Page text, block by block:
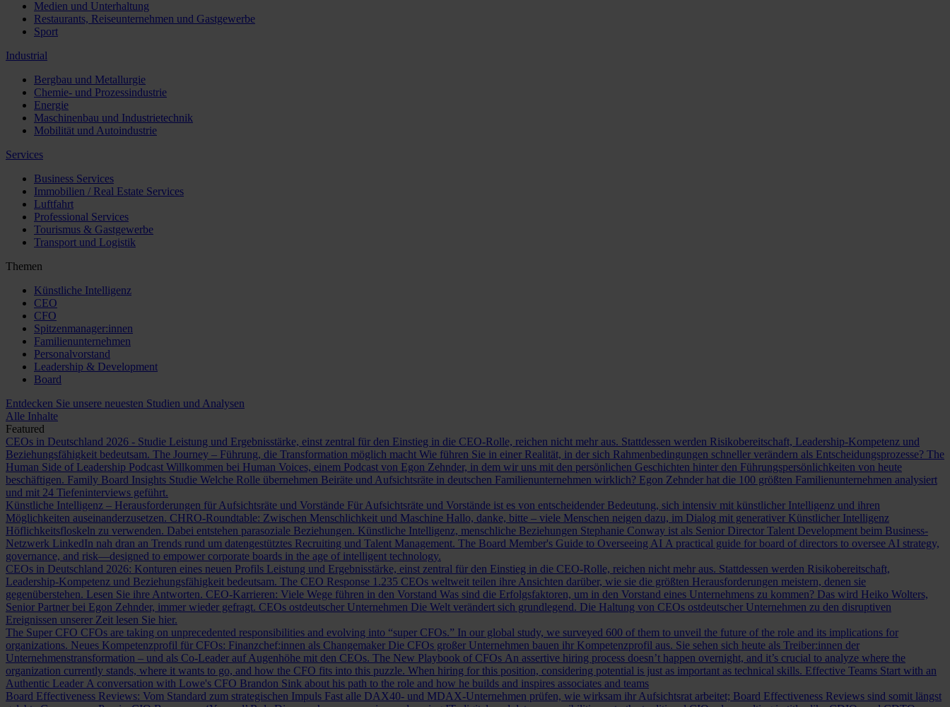
Medien und Unterhaltung
Restaurants, Reiseunternehmen und Gastgewerbe
Sport
Industrial
Bergbau und Metallurgie
Chemie- und Prozessindustrie
Energie
Maschinenbau und Industrietechnik
Mobilität und Autoindustrie
Services
Business Services
Immobilien / Real Estate Services
Luftfahrt
Professional Services
Tourismus & Gastgewerbe
Transport und Logistik
Themen
Künstliche Intelligenz
CEO
CFO
Spitzenmanager:innen
Familienunternehmen
Personalvorstand
Leadership & Development
Board
Entdecken Sie unsere neuesten Studien und Analysen
Alle Inhalte
Featured
CEOs in Deutschland 2026 - Studie Leistung und Ergebnisstärke, einst zentral für den Einstieg in die CEO-Rolle, reichen nicht mehr aus. Stattdessen werden Risikobereitschaft, Leadership-Kompetenz und
Beziehungsfähigkeit bedeutsam. The Journey – Führung, die Transformation möglich macht Wie führen Sie in einer Realität, in der sich Rahmenbedingungen schneller verändern als Entscheidungsprozesse? The
Human Side of Leadership Podcast Willkommen bei Human Voices, einem Podcast von Egon Zehnder, in dem wir uns mit den persönlichen Geschichten hinter den Führungspersönlichkeiten von heute
beschäftigen. Family Board Insights Studie Welche Rolle übernehmen Beiräte und Aufsichtsräte in deutschen Familienunternehmen wirklich? Egon Zehnder hat die 100 größten Familienunternehmen analysiert
und mit 24 Tiefeninterviews geführt.
Künstliche Intelligenz – Herausforderungen für Aufsichtsräte und Vorstände Für Aufsichtsräte und Vorstände ist es von entscheidender Bedeutung, sich intensiv mit künstlicher Intelligenz und ihren
Möglichkeiten auseinanderzusetzen. CHRO-Roundtable: Zwischen Menschlichkeit und Maschine Hallo, danke, bitte – viele Menschen neigen dazu, im Dialog mit generativer Künstlicher Intelligenz
Höflichkeitsfloskeln zu verwenden. Dabei entstehen parasoziale Beziehungen. Künstliche Intelligenz, menschliche Beziehungen Stephanie Conway ist als Senior Director Talent Development beim Business-
Netzwerk LinkedIn nah dran an Trends rund um datengestütztes Recruiting und Talent Management. The Board Member's Guide to Overseeing AI A practical guide for board of directors to oversee AI strategy,
governance, and risk—designed to empower corporate boards in the age of intelligent technology.
CEOs in Deutschland 2026: Konturen eines neuen Profils Leistung und Ergebnisstärke, einst zentral für den Einstieg in die CEO-Rolle, reichen nicht mehr aus. Stattdessen werden Risikobereitschaft,
Leadership-Kompetenz und Beziehungsfähigkeit bedeutsam. The CEO Response 1.235 CEOs weltweit teilen ihre Ansichten darüber, wie sie die größten Herausforderungen meistern, denen sie
gegenüberstehen. Lesen Sie ihre Antworten. CEO-Karrieren: Viele Wege führen in den Vorstand Was sind die Erfolgsfaktoren, um in den Vorstand eines Unternehmens zu kommen? Das wird Heiko Wolters,
Senior Partner bei Egon Zehnder, immer wieder gefragt. CEOs ostdeutscher Unternehmen Die Welt verändert sich grundlegend. Die Haltung von CEOs ostdeutscher Unternehmen zu den disruptiven
Ereignissen unserer Zeit lesen Sie hier.
The Super CFO CFOs are taking on unprecedented responsibilities and evolving into “super CFOs.” In our global study, we surveyed 600 of them to unveil the future of the role and its implications for
organizations. Neues Kompetenzprofil für CFOs: Finanzchef:innen als Changemaker Die CFOs großer Unternehmen bauen ihr Kompetenzprofil aus. Sie sehen sich heute als Treiber:innen der
Unternehmenstransformation – und als Co-Leader auf Augenhöhe mit den CEOs. The New Playbook of CFOs An assertive hiring process doesn’t happen overnight, and it’s crucial to analyze where the
organization currently stands, where it wants to go, and how the CFO fits into this puzzle. When hiring for this position, considering potential is just as important as technical skills. Effective Teams Start with an
Authentic Leader A conversation with Lowe's CFO Brandon Sink about his path to the role and how he builds and inspires associates and teams
Board Effectiveness Reviews: Vom Standard zum strategischen Impuls Fast alle DAX40- und MDAX-Unternehmen prüfen, wie wirksam ihr Aufsichtsrat arbeitet; Board Effectiveness Reviews sind somit längst